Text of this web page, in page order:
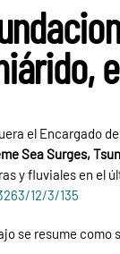
el Encargado
Sea Surges,
y fluviales en el
12/3/135
se resume como